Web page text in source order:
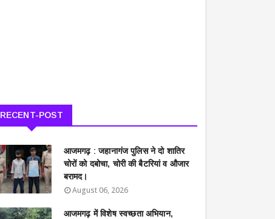
RECENT-POST
आजमगढ़ : जहानागंज पुलिस ने दो शातिर
चोरों को दबोचा, चोरी की बैटरियां व औजार
बरामद।
August 06, 2026
आजमगढ़ में विशेष स्वच्छता अभियान,